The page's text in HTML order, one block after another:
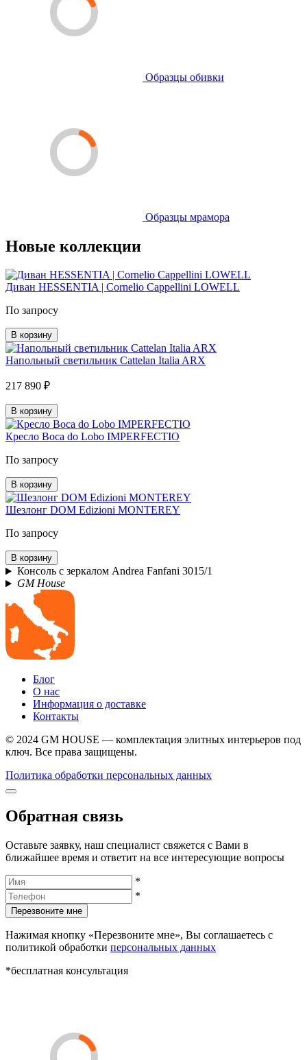
Образцы обивки
Образцы мрамора
Новые коллекции
Диван HESSENTIA | Cornelio Cappellini LOWELL
По запросу
В корзину
Напольный светильник Cattelan Italia ARX
217 890 ₽
В корзину
Кресло Boca do Lobo IMPERFECTIO
По запросу
В корзину
Шезлонг DOM Edizioni MONTEREY
По запросу
В корзину
Консоль с зеркалом Andrea Fanfani 3015/1
GM House
Блог
О нас
Информация о доставке
Контакты
© 2024 GM HOUSE — комплектация элитных интерьеров под
ключ. Все права защищены.
Политика обработки персональных данных
Обратная связь
Оставьте заявку, наш специалист свяжется с Вами в
ближайшее время и ответит на все интересующие вопросы
*
*
Перезвоните мне
Нажимая кнопку «Перезвоните мне», Вы соглашаетесь с
политикой обработки персональных данных
*бесплатная консультация